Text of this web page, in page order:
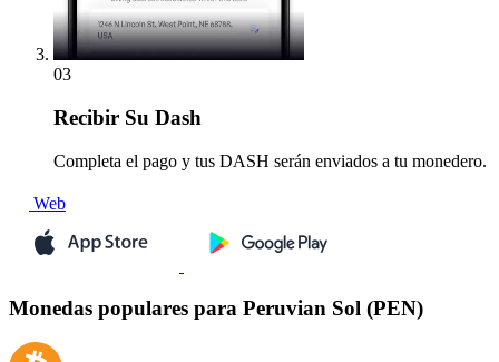
03
Recibir Su Dash
Completa el pago y tus DASH serán enviados a tu monedero.
Web
Monedas populares para Peruvian Sol (PEN)